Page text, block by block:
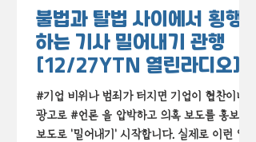
불법과 탈법 사이에서 횡행
하는 기사 밀어내기 관행
[12/27YTN 열린라디오]
#기업 비위나 범죄가 터지면 기업이 협찬이나
광고로 #언론 을 압박하고 의혹 보도를 홍보성
보도로 '밀어내기' 시작합니다. 실제로 이런 일은